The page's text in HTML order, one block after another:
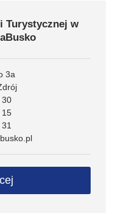
Turystycznej w
3a
30
15